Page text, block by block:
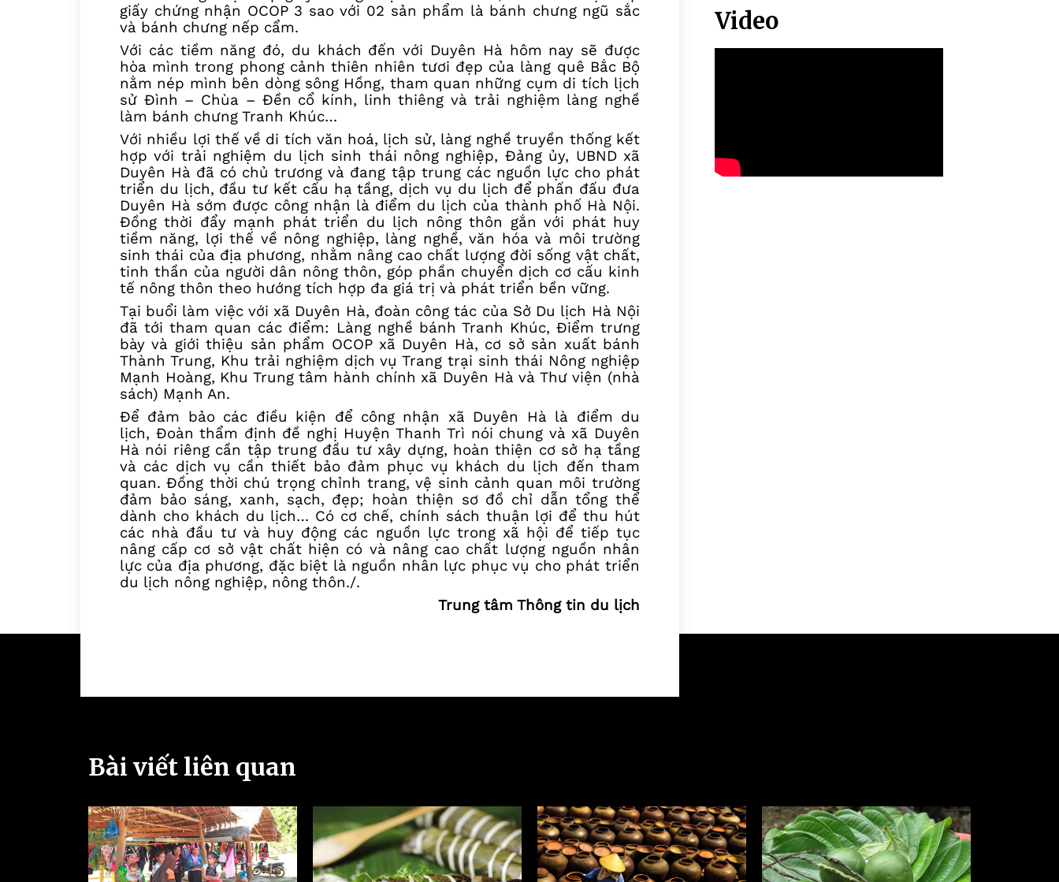
giấy chứng nhận OCOP 3 sao với 02 sản phẩm là bánh chưng ngũ sắc
và bánh chưng nếp cẩm.
Với các tiềm năng đó, du khách đến với Duyên Hà hôm nay sẽ được
hòa mình trong phong cảnh thiên nhiên tươi đẹp của làng quê Bắc Bộ
nằm nép mình bên dòng sông Hồng, tham quan những cụm di tích lịch
sử Đình – Chùa – Đền cổ kính, linh thiêng và trải nghiệm làng nghề
làm bánh chưng Tranh Khúc…
Với nhiều lợi thế về di tích văn hoá, lịch sử, làng nghề truyền thống kết
hợp với trải nghiệm du lịch sinh thái nông nghiệp, Đảng ủy, UBND xã
Duyên Hà đã có chủ trương và đang tập trung các nguồn lực cho phát
triển du lịch, đầu tư kết cấu hạ tầng, dịch vụ du lịch để phấn đấu đưa
Duyên Hà sớm được công nhận là điểm du lịch của thành phố Hà Nội.
Đồng thời đẩy mạnh phát triển du lịch nông thôn gắn với phát huy
tiềm năng, lợi thế về nông nghiệp, làng nghề, văn hóa và môi trường
sinh thái của địa phương, nhằm nâng cao chất lượng đời sống vật chất,
tinh thần của người dân nông thôn, góp phần chuyển dịch cơ cấu kinh
tế nông thôn theo hướng tích hợp đa giá trị và phát triển bền vững.
Tại buổi làm việc với xã Duyên Hà, đoàn công tác của Sở Du lịch Hà Nội
đã tới tham quan các điểm: Làng nghề bánh Tranh Khúc, Điểm trưng
bày và giới thiệu sản phẩm OCOP xã Duyên Hà, cơ sở sản xuất bánh
Thành Trung, Khu trải nghiệm dịch vụ Trang trại sinh thái Nông nghiệp
Mạnh Hoàng, Khu Trung tâm hành chính xã Duyên Hà và Thư viện (nhà
sách) Mạnh An.
Để đảm bảo các điều kiện để công nhận xã Duyên Hà là điểm du
lịch, Đoàn thẩm định đề nghị HuyệnThanh Trì nói chung và xã Duyên
Hà nói riêngcần tập trung đầu tưxây dựng, hoàn thiện cơ sở hạ tầng
và các dịch vụ cần thiết bảo đảm phục vụ khách du lịch đến tham
quan. Đồng thời chú trọng chỉnh trang, vệ sinh cảnh quan môi trường
đảm bảo sáng, xanh, sạch, đẹp; hoàn thiện sơ đồ chỉ dẫn tổng thể
dành cho khách du lịch… Có cơ chế, chính sách thuận lợi để thu hút
các nhà đầu tư và huy động các nguồn lực trong xã hội để tiếp tục
nâng cấp cơ sở vật chất hiện có và nâng cao chất lượng nguồn nhân
lực của địa phương, đặc biệt là nguồn nhân lực phục vụ cho phát triển
du lịch nông nghiệp, nông thôn./.
Trung tâm Thông tin du lịch
Video
Bài viết liên quan